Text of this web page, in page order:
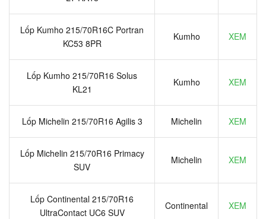
Lốp Kumho 215/70R16C Portran
KC53 8PR
Kumho XEM
Lốp Kumho 215/70R16 Solus
KL21
Kumho XEM
Lốp Michelin 215/70R16 Agilis 3 Michelin XEM
Lốp Michelin 215/70R16 Primacy
SUV
Michelin XEM
Lốp Continental 215/70R16
UltraContact UC6 SUV
Continental XEM